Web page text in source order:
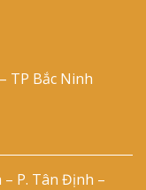
TP Bắc Ninh
– P. Tân Định –